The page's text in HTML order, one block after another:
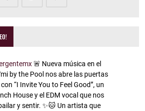
🚨 Nueva música en el
by the Pool nos abre las puertas
“I Invite You to Feel Good”, un
House y el EDM vocal que nos
y sentir. ✨🐱 Un artista que